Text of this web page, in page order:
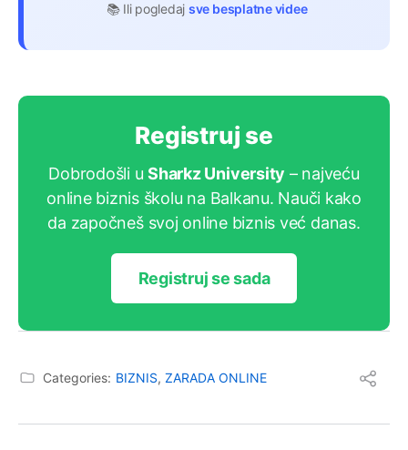
📚 Ili pogledaj sve besplatne videe
Registruj se
Dobrodošli uSharkz University – najveću
online biznis školu na Balkanu. Nauči kako
da započneš svoj online biznis već danas.
Registruj se sada
Categories: BIZNIS, ZARADA ONLINE